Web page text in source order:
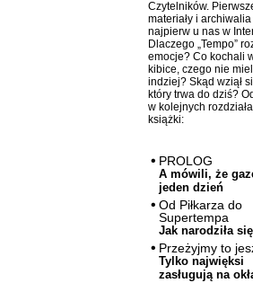
Czytelników.
materiały i archiwalia
najpierw u nas w
Dlaczego „Tempo”
emocje? Co kochali
kibice, czego nie
indziej? Skąd wziął
który trwa do dziś?
w kolejnych
książki:
PROLOG
A mówili, że
jeden dzień
Od Piłkarza do
Supertempa
Jak narodziła
Przeżyjmy to
Tylko najwięksi
zasługują na